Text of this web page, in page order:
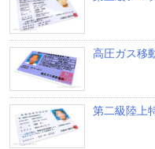
高圧ガス移
第二級陸上